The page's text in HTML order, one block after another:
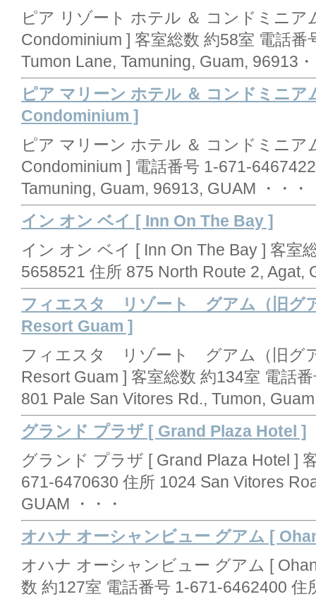
ピア リゾート ホテル ＆ コンドミニア
Condominium ] 客室総数 約58室 電話
Tumon Lane, Tamuning, Guam, 96913
ピア マリーン ホテル ＆ コンドミニ
Condominium ]
ピア マリーン ホテル ＆ コンドミニア
Condominium ] 電話番号 1-671-
Tamuning, Guam, 96913, GUAM ・・・
イン オン ベイ [ Inn On The Bay ]
イン オン ベイ [ Inn On The Bay ] 客室
5658521 住所 875 North Route 2, Agat,
フィエスタ リゾート グアム（旧グ
Resort Guam ]
フィエスタ リゾート グアム（旧グ
Resort Guam ] 客室総数 約134室 電話
801 Pale San Vitores Rd., Tumon,
グランド プラザ [ Grand Plaza Hotel ]
グランド プラザ [ Grand Plaza Hotel ]
671-6470630 住所 1024 San Vitores
GUAM ・・・
オハナ オーシャンビュー グアム [
オハナ オーシャンビュー グアム [
数 約127室 電話番号 1-671-6462400 住